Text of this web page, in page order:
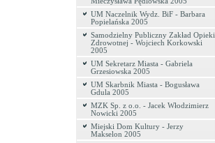
UM Naczelnik Wydz. BiF - Barbara
Popielańska 2005
Samodzielny Publiczny Zakład Opieki
Zdrowotnej - Wojciech Korkowski
2005
UM Sekretarz Miasta - Gabriela
Grzesiowska 2005
UM Skarbnik Miasta - Bogusława
Gdula 2005
MZK Sp. z o.o. - Jacek Włodzimierz
Nowicki 2005
Miejski Dom Kultury - Jerzy
Makselon 2005